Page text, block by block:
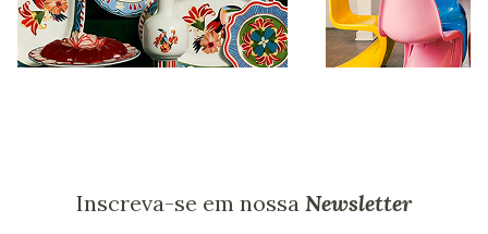
Inscreva-se em nossa Newsletter